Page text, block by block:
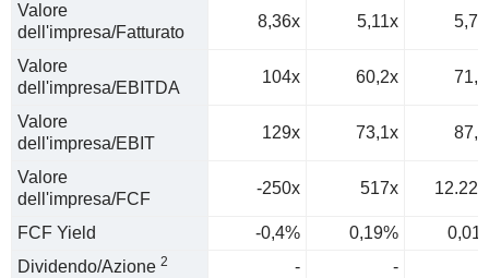
Valore
dell'impresa/Fatturato
8,36x 5,11x
Valore
dell'impresa/EBITDA
104x 60,2x
Valore
dell'impresa/EBIT
129x 73,1x
Valore
dell'impresa/FCF
-250x 517x
FCF Yield -0,4% 0,19%
Dividendo/Azione 2 -
-